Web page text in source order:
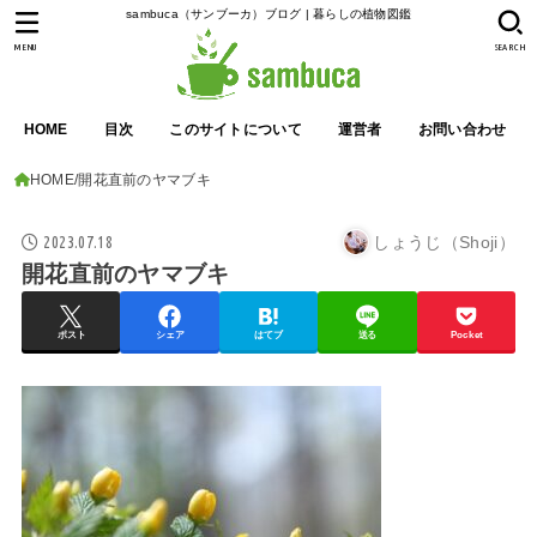
sambuca（サンブーカ）ブログ | 暮らしの植物図鑑
HOME 目次 このサイトについて 運営者 お問い合わせ
SEARCH
MENU
HOME 開花直前のヤマブキ
2023.07.18 しょうじ（Shoji）
開花直前のヤマブキ
ポスト シェア はてブ 送る Pocket